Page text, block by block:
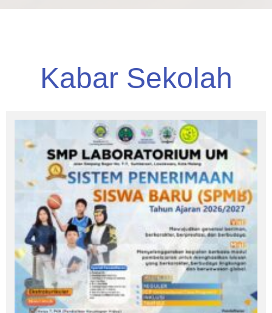
Kabar Sekolah